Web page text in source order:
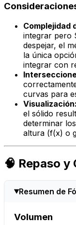
Complejidad
integrar pero
despejar, el
la única
integrar con
curvas para
Visualización:
el sólido
determinar
altura (f(x) o
🧠 Repaso
Resumen de
Volumen